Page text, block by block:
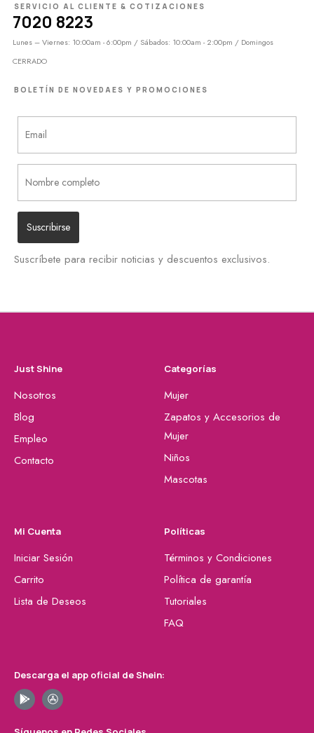
SERVICIO AL CLIENTE & COTIZACIONES
7020 8223
Lunes – Viernes: 10:00am - 6:00pm / Sábados: 10:00am - 2:00pm / Domingos
CERRADO
BOLETÍN DE NOVEDAES Y PROMOCIONES
Suscríbete para recibir noticias y descuentos exclusivos.
Just Shine
Nosotros
Blog
Empleo
Contacto
Categorías
Mujer
Zapatos y Accesorios de
Mujer
Niños
Mascotas
Mi Cuenta
Iniciar Sesión
Carrito
Lista de Deseos
Políticas
Términos y Condiciones
Política de garantía
Tutoriales
FAQ
Descarga el app oficial de Shein: